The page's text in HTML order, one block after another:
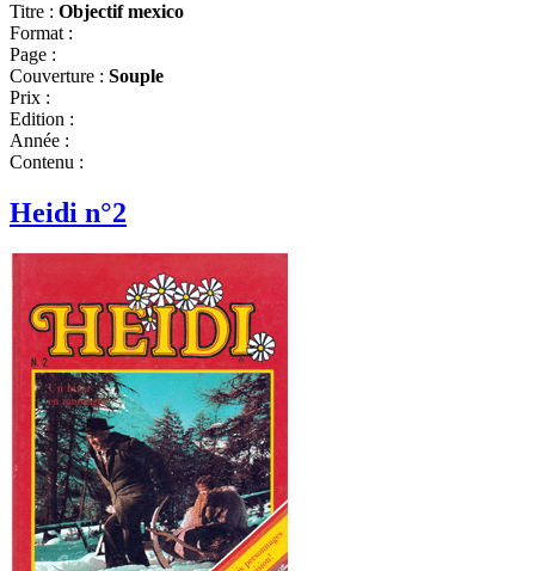
Titre : Objectif mexico
Format :
Page :
Couverture : Souple
Prix :
Edition :
Année :
Contenu :
Heidi n°2